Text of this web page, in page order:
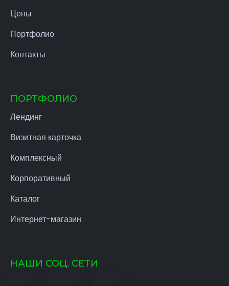
Цены
Портфолио
Контакты
ПОРТФОЛИО
Лендинг
Визитная карточка
Комплексный
Корпоративный
Каталог
Интернет-магазин
НАШИ СОЦ. СЕТИ